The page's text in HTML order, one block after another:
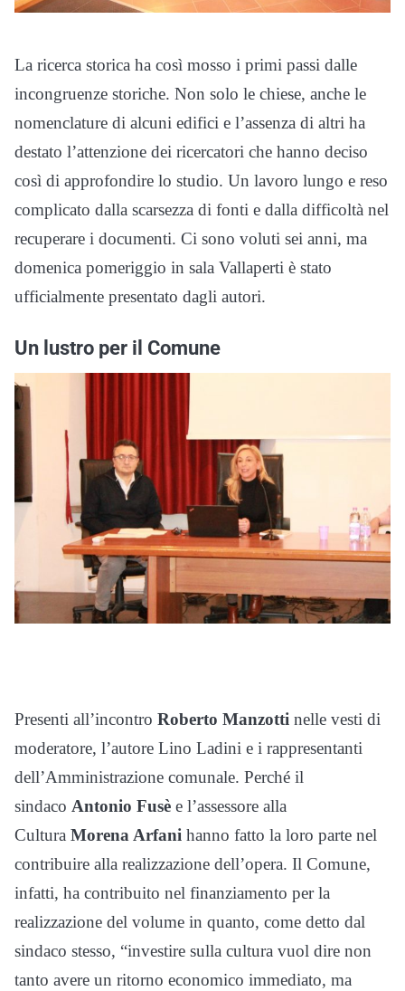
La ricerca storica ha così mosso i primi passi dalle
incongruenze storiche. Non solo le chiese, anche le
nomenclature di alcuni edifici e l’assenza di altri ha
destato l’attenzione dei ricercatori che hanno deciso
così di approfondire lo studio. Un lavoro lungo e reso
complicato dalla scarsezza di fonti e dalla difficoltà nel
recuperare i documenti. Ci sono voluti sei anni, ma
domenica pomeriggio in sala Vallaperti è stato
ufficialmente presentato dagli autori.
Un lustro per il Comune
Presenti all’incontro Roberto Manzotti nelle vesti di
moderatore, l’autore Lino Ladini e i rappresentanti
dell’Amministrazione comunale. Perché il
sindaco Antonio Fusè e l’assessore alla
Cultura Morena Arfani hanno fatto la loro parte nel
contribuire alla realizzazione dell’opera. Il Comune,
infatti, ha contribuito nel finanziamento per la
realizzazione del volume in quanto, come detto dal
sindaco stesso, “investire sulla cultura vuol dire non
tanto avere un ritorno economico immediato, ma